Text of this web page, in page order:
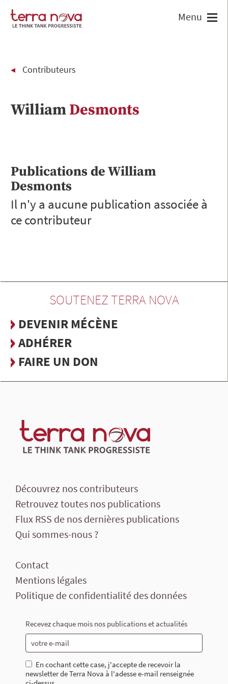
Contributeurs
WilliamDesmonts
Publications deWilliam
Desmonts
Il n'y a aucune publication associée à
ce contributeur
SOUTENEZ TERRA NOVA
DEVENIR MÉCÈNE
ADHÉRER
FAIRE UN DON
Découvrez nos contributeurs
Retrouvez toutes nos publications
Flux RSS de nos dernières publications
Qui sommes-nous ?
Contact
Mentions légales
Politique de confidentialité des données
Recevez chaque mois nos publications et actualités
En cochant cette case, j'accepte de recevoir la
newsletter de Terra Nova à l'adesse e-mail renseignée